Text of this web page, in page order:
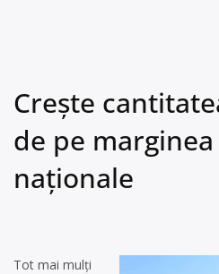
Crește
de pe
naționale
Tot mai mulți